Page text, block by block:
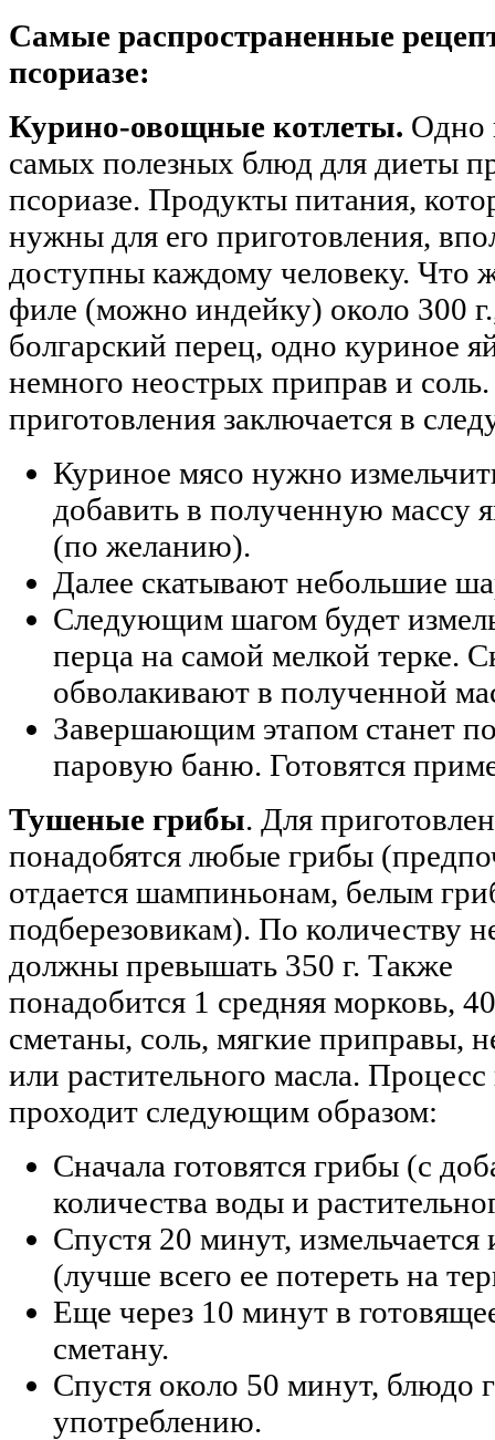
Самые распространенные
псориазе:
Курино-овощные котлеты. Одно
самых полезных блюд для диеты
псориазе. Продукты питания,
нужны для его приготовления,
доступны каждому человеку. Что
филе (можно индейку) около 300
болгарский перец, одно куриное
немного неострых приправ и
приготовления заключается в
Куриное мясо нужно
добавить в полученную массу
(по желанию).
Далее скатывают небольшие
Следующим шагом будет
перца на самой мелкой терке.
обволакивают в полученной
Завершающим этапом станет
паровую баню. Готовятся
Тушеные грибы. Для
понадобятся любые грибы
отдается шампиньонам, белым
подберезовикам). По количеству
должны превышать 350 г. Также
понадобится 1 средняя морковь,
сметаны, соль, мягкие приправы,
или растительного масла.
проходит следующим образом:
Сначала готовятся грибы (с
количества воды и
Спустя 20 минут, измельчается
(лучше всего ее потереть на
Еще через 10 минут в
сметану.
Спустя около 50 минут, блюдо
употреблению.